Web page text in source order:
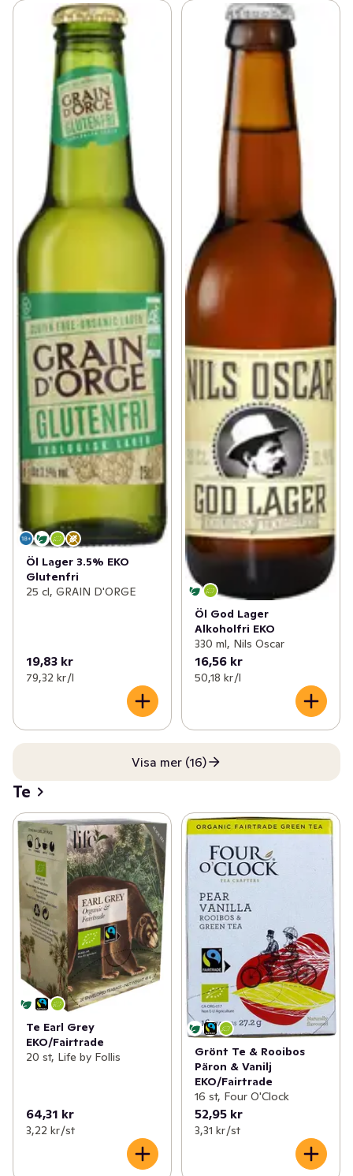
Öl Lager 3.5% EKO
Glutenfri
25 cl, GRAIN D'ORGE
19,83 kr
79,32 kr /l
Öl God Lager
Alkoholfri EKO
330 ml, Nils Oscar
16,56 kr
50,18 kr /l
Visa mer (16)
Te
Te Earl Grey
EKO/Fairtrade
20 st, Life by Follis
64,31 kr
3,22 kr /st
Grönt Te & Rooibos
Päron & Vanilj
EKO/Fairtrade
16 st, Four O'Clock
52,95 kr
3,31 kr /st